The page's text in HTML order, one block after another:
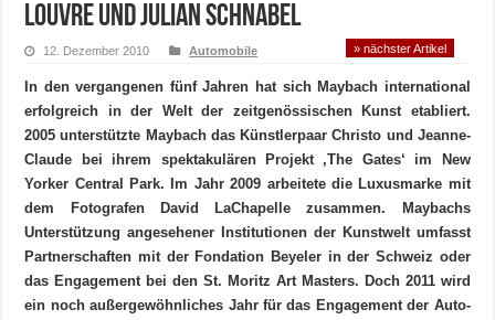
Louvre und Julian Schnabel
12. Dezember 2010 Automobile » nächster Artikel
In den vergangenen fünf Jahren hat sich Maybach international
erfolgreich in der Welt der zeitgenössischen Kunst etabliert.
2005 unterstützte Maybach das Künstlerpaar Christo und Jeanne-
Claude bei ihrem spektakulären Projekt ‚The Gates‘ im New
Yorker Central Park. Im Jahr 2009 arbeitete die Luxusmarke mit
dem Fotografen David LaChapelle zusammen. Maybachs
Unterstützung angesehener Institutionen der Kunstwelt umfasst
Partnerschaften mit der Fondation Beyeler in der Schweiz oder
das Engagement bei den St. Moritz Art Masters. Doch 2011 wird
ein noch außergewöhnliches Jahr für das Engagement der Auto-